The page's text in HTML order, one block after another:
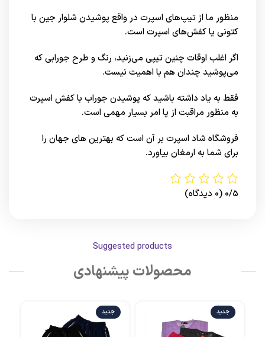
منظور ما از تیپ‌های اسپرت در واقع پوشیدن شلوار جین با
کتونی یا کفش‌های اسپرت است.
اگر اغلب اوقات چنین تیپی می‌زنید، رنگ و طرح جورابی که
می‌پوشید چندان هم با اهمیت نیست.
فقط به یاد داشته باشید که پوشیدن جوراب با کفش اسپرت
به منظور مراقبت از پا امر بسیار مهمی است.
فروشگاه شاد اسپرت بر آن است که بهترین های جهان را
برای شما به ارمغان بیاورد.
0/5 (0 دیدگاه)
Suggested products
محصولات پیشنهادی
جدید جدید